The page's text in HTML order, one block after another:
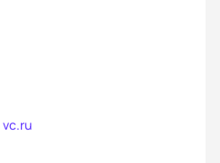
vc.ru